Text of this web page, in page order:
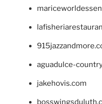
aguadulce-
jakehovis.com